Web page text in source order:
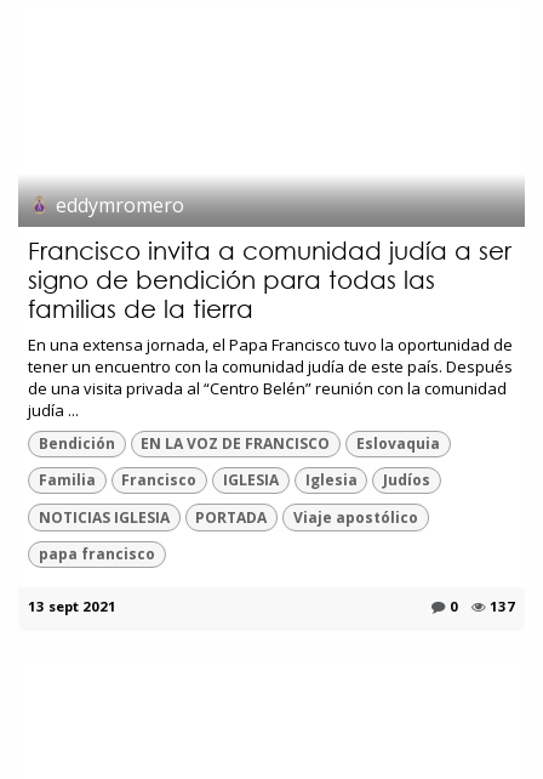
eddymromero
Francisco invita a comunidad judía a ser
signo de bendición para todas las
familias de la tierra
En una extensa jornada, el Papa Francisco tuvo la oportunidad de
tener un encuentro con la comunidad judía de este país. Después
de una visita privada al “Centro Belén” reunión con la comunidad
judía ...
Bendición EN LA VOZ DE FRANCISCO
Eslovaquia
Familia
Francisco IGLESIA Iglesia
Judíos
NOTICIAS IGLESIA
PORTADA
Viaje apostólico
papa francisco
13 sept 2021 0 137